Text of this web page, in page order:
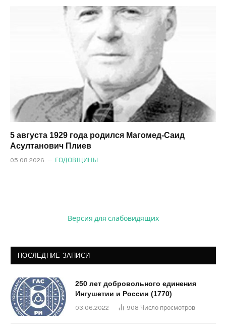
5 августа 1929 года родился Магомед‑Саид
Асултанович Плиев
05.08.2026 ГОДОВЩИНЫ
Версия для слабовидящих
ПОСЛЕДНИЕ ЗАПИСИ
250 лет добровольного единения
Ингушетии и России (1770)
03.06.2022 908 Число просмотров